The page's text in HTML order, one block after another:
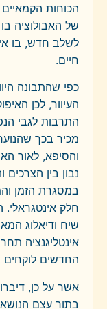
הכוחות
של האבולוציה
לשלב חדש, בו
חיים.
כפי שהתבונה
העיוור, לכן
התרבות לגבי
מכיר בכך
והסיפא, לאור
נבון בין
במסגרת הזמן
חלק
שיח ודיאלוג
אינטליגנציה
החדשים לוקחים
אשר על כן,
בתור עצם